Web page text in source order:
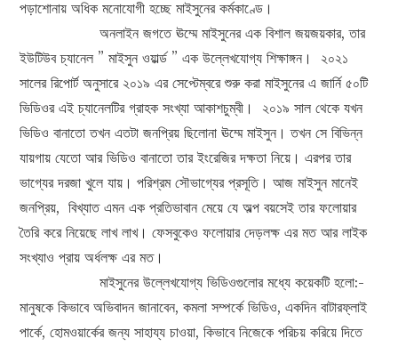
পড়াশোনায় অধিক মনোযোগী হচ্ছে মাইসুনের কর্মকাণ্ডে।
অনলাইন জগতে ঊম্মে মাইসুনের এক বিশাল জয়জয়কার, তার
ইউটিউব চ্যানেল ” মাইসুন ওয়ার্ল্ড ” এক উল্লেখযোগ্য শিক্ষাঙ্গন। ২০২১
সালের রিপোর্ট অনুসারে ২০১৯ এর সেপ্টেম্বরে শুরু করা মাইসুনের এ জার্নি ৫০টি
ভিডিওর এই চ্যানেলটির গ্রাহক সংখ্যা আকাশচুম্বী। ২০১৯ সাল থেকে যখন
ভিডিও বানাতো তখন এতটা জনপ্রিয় ছিলোনা ঊম্মে মাইসুন। তখন সে বিভিন্ন
যায়গায় যেতো আর ভিডিও বানাতো তার ইংরেজির দক্ষতা নিয়ে। এরপর তার
ভাগ্যের দরজা খুলে যায়। পরিশ্রম সৌভাগ্যের প্রসূতি। আজ মাইসুন মানেই
জনপ্রিয়, বিখ্যাত এমন এক প্রতিভাবান মেয়ে যে অল্প বয়সেই তার ফলোয়ার
তৈরি করে নিয়েছে লাখ লাখ। ফেসবুকেও ফলোয়ার দেড়লক্ষ এর মত আর লাইক
সংখ্যাও প্রায় অর্ধলক্ষ এর মত।
মাইসুনের উল্লেখযোগ্য ভিডিওগুলোর মধ্যে কয়েকটি হলো:-
মানুষকে কিভাবে অভিবাদন জানাবেন, কমলা সম্পর্কে ভিডিও, একদিন বাটারফ্লাই
পার্কে, হোমওয়ার্কের জন্য সাহায্য চাওয়া, কিভাবে নিজেকে পরিচয় করিয়ে দিতে